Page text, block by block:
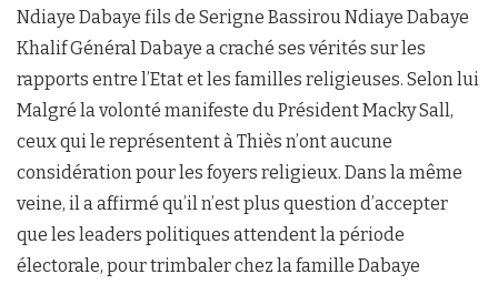
Ndiaye Dabaye fils de Serigne Bassirou Ndiaye Dabaye
Khalif Général Dabaye a craché ses vérités sur les
rapports entre l’Etat et les familles religieuses. Selon lui
Malgré la volonté manifeste du Président Macky Sall,
ceux qui le représentent à Thiès n’ont aucune
considération pour les foyers religieux. Dans la même
veine, il a affirmé qu’il n’est plus question d’accepter
que les leaders politiques attendent la période
électorale, pour trimbaler chez la famille Dabaye